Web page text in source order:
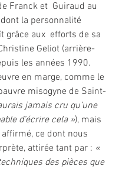
Franck et  Guiraud au
la personnalité
grâce aux  efforts de sa
Geliot (arrière-
les années 1990.
en marge, comme le
misogyne de Saint-
jamais cru qu’une
d’écrire cela »), mais
affirmé, ce dont nous
attirée tant par : «
des pièces que